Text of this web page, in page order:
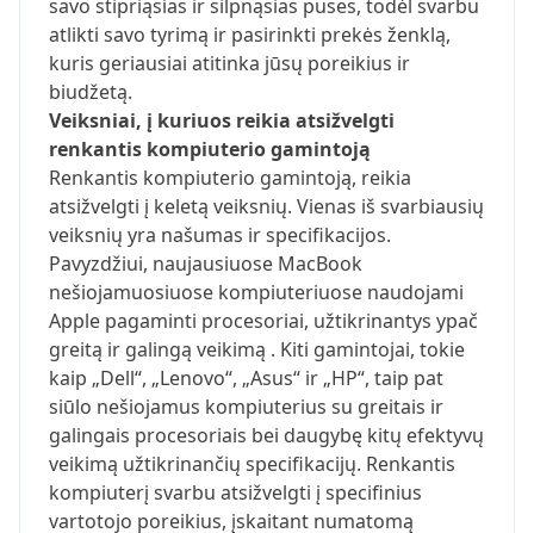
savo stipriąsias ir silpnąsias puses, todėl svarbu
atlikti savo tyrimą ir pasirinkti prekės ženklą,
kuris geriausiai atitinka jūsų poreikius ir
biudžetą.
Veiksniai, į kuriuos reikia atsižvelgti
renkantis kompiuterio gamintoją
Renkantis kompiuterio gamintoją, reikia
atsižvelgti į keletą veiksnių. Vienas iš svarbiausių
veiksnių yra našumas ir specifikacijos.
Pavyzdžiui, naujausiuose MacBook
nešiojamuosiuose kompiuteriuose naudojami
Apple pagaminti procesoriai, užtikrinantys ypač
greitą ir galingą veikimą . Kiti gamintojai, tokie
kaip „Dell“, „Lenovo“, „Asus“ ir „HP“, taip pat
siūlo nešiojamus kompiuterius su greitais ir
galingais procesoriais bei daugybę kitų efektyvų
veikimą užtikrinančių specifikacijų. Renkantis
kompiuterį svarbu atsižvelgti į specifinius
vartotojo poreikius, įskaitant numatomą